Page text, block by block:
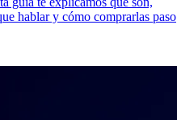
hablar y cómo comprarlas paso